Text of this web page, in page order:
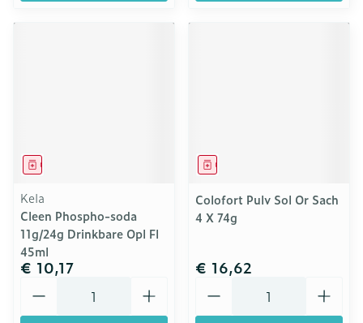
Geneesmiddel
Kela
Cleen Phospho-soda
11g/24g Drinkbare Opl Fl
45ml
€ 10,17
Geneesmiddel
Colofort Pulv Sol Or Sach
4 X 74g
€ 16,62